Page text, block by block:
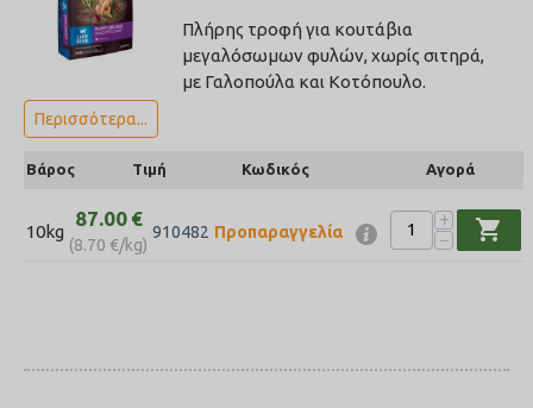
Πλήρης τροφή για κουτάβια
μεγαλόσωμων φυλών, χωρίς σιτηρά,
με Γαλοπούλα και Κοτόπουλο.
Περισσότερα...
Βάρος Τιμή Κωδικός Αγορά
10kg
87.00 €
(8.70 €/kg)
910482 Προπαραγγελία
+
−
shopping_cart